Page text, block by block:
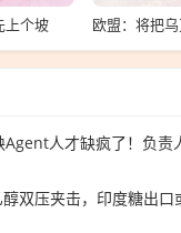
上个坡 欧盟：将把
Agent人才缺疯了！负责
双压夹击，印度糖出口